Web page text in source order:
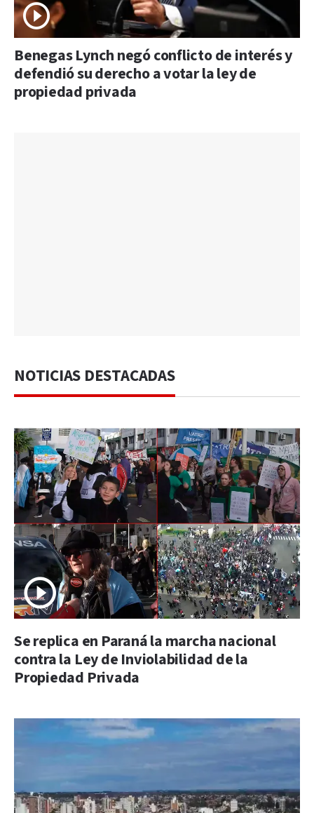
Benegas Lynch negó conflicto de interés y
defendió su derecho a votar la ley de
propiedad privada
NOTICIAS DESTACADAS
Se replica en Paraná la marcha nacional
contra la Ley de Inviolabilidad de la
Propiedad Privada